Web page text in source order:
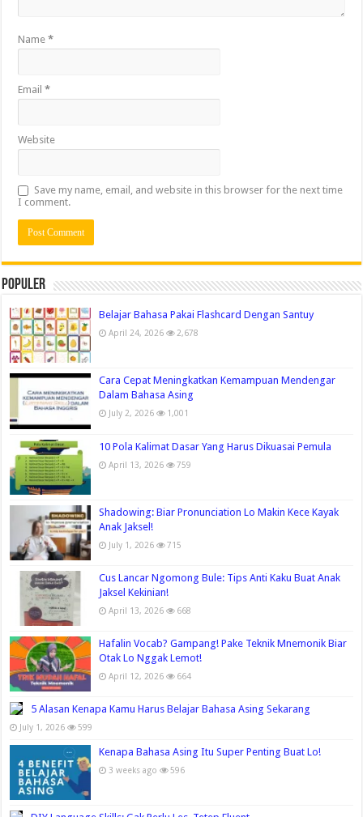
Name*
Email*
Website
Save my name, email, and website in this browser for the next time
I comment.
Populer
Belajar Bahasa Pakai Flashcard Dengan Santuy
April 24, 2026 2,678
Cara Cepat Meningkatkan Kemampuan Mendengar
Dalam Bahasa Asing
July 2, 2026 1,001
10 Pola Kalimat Dasar Yang Harus Dikuasai Pemula
April 13, 2026 759
Shadowing: Biar Pronunciation Lo Makin Kece Kayak
Anak Jaksel!
July 1, 2026 715
Cus Lancar Ngomong Bule: Tips Anti Kaku Buat Anak
Jaksel Kekinian!
April 13, 2026 668
Hafalin Vocab? Gampang! Pake Teknik Mnemonik Biar
Otak Lo Nggak Lemot!
April 12, 2026 664
5 Alasan Kenapa Kamu Harus Belajar Bahasa Asing Sekarang
July 1, 2026 599
Kenapa Bahasa Asing Itu Super Penting Buat Lo!
3 weeks ago 596